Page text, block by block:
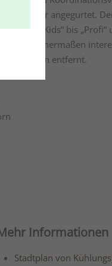
wird sicher angegurtet.
von „Kids“ bis „Profi“
gleichermaßen
entfernt.
Informationen
Stadtplan von